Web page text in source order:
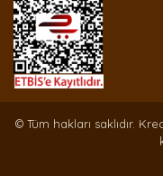
© Tüm hakları saklıdır.